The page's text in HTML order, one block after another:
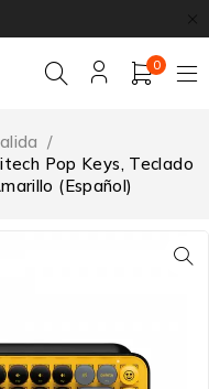
0
/
Pop Keys, Teclado
(Español)